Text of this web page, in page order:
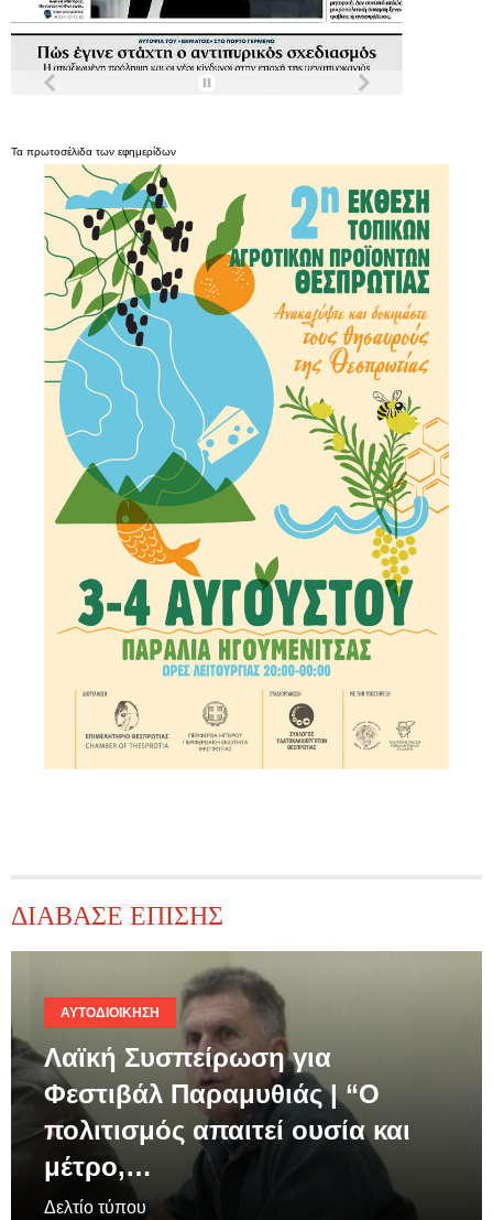
Τα πρωτοσέλιδα των εφημερίδων
ΔΙΑΒΑΣΕ ΕΠΙΣΗΣ
ΑΥΤΟΔΙΟΊΚΗΣΗ
Λαϊκή Συσπείρωση για
Φεστιβάλ Παραμυθιάς | “Ο
πολιτισμός απαιτεί ουσία και
μέτρο,…
Δελτίο τύπου